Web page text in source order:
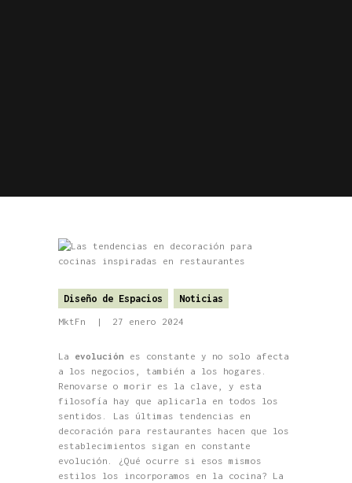
Diseño de Espacios Noticias
MktFn 27 enero 2024
La evolución es constante y no solo afecta
a los negocios, también a los hogares.
Renovarse o morir es la clave, y esta
filosofía hay que aplicarla en todos los
sentidos. Las últimas tendencias en
decoración para restaurantes hacen que los
establecimientos sigan en constante
evolución. ¿Qué ocurre si esos mismos
estilos los incorporamos en la cocina? La